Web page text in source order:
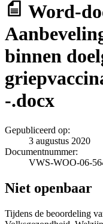
Word-
binnen
-.docx
Gepubliceerd op:
3 augustus 2020
Documentnummer:
VWS-WOO-06-
Niet openbaar
Tijdens de beoordeling